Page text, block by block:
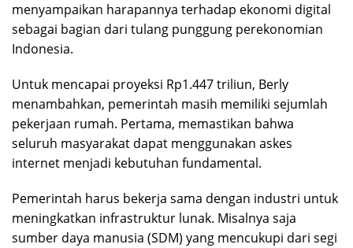
menyampaikan harapannya terhadap ekonomi digital
sebagai bagian dari tulang punggung perekonomian
Indonesia.
Untuk mencapai proyeksi Rp1.447 triliun, Berly
menambahkan, pemerintah masih memiliki sejumlah
pekerjaan rumah. Pertama, memastikan bahwa
seluruh masyarakat dapat menggunakan askes
internet menjadi kebutuhan fundamental.
Pemerintah harus bekerja sama dengan industri untuk
meningkatkan infrastruktur lunak. Misalnya saja
sumber daya manusia (SDM) yang mencukupi dari segi